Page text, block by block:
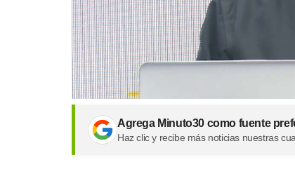
Agrega Minuto30 como fuente
Haz clic y recibe más noticias nuestras